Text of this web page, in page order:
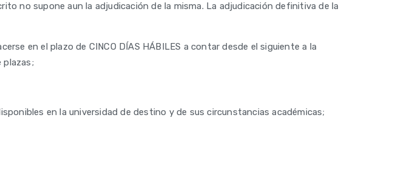
no supone aun la adjudicación de la misma. La adjudicación definitiva de la
en el plazo de CINCO DÍAS HÁBILES a contar desde el siguiente a la
plazas;
en la universidad de destino y de sus circunstancias académicas;